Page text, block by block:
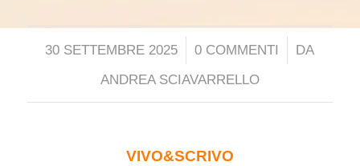
30 SETTEMBRE 2025
/ 0 COMMENTI
/
DA
ANDREA SCIAVARRELLO
VIVO&SCRIVO